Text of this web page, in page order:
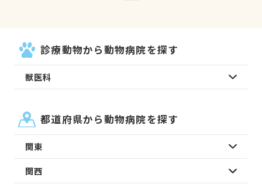
診療動物から動物病院を探す
獣医科
都道府県から動物病院を探す
関東
関西